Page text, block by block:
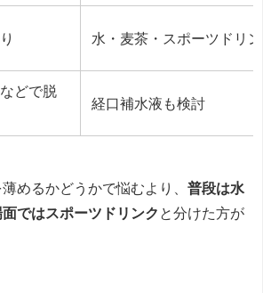
水・麦茶・スポーツドリ
どで脱
経口補水液も検討
めるかどうかで悩むより、 普段は水
ではスポーツドリンク と分けた方が